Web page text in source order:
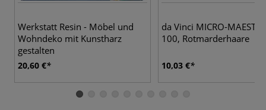
Werkstatt Resin - Möbel und
Wohndeko mit Kunstharz
gestalten
20,60 €
da Vinci MICRO-
100, Rotmarderhaare
10,03 €